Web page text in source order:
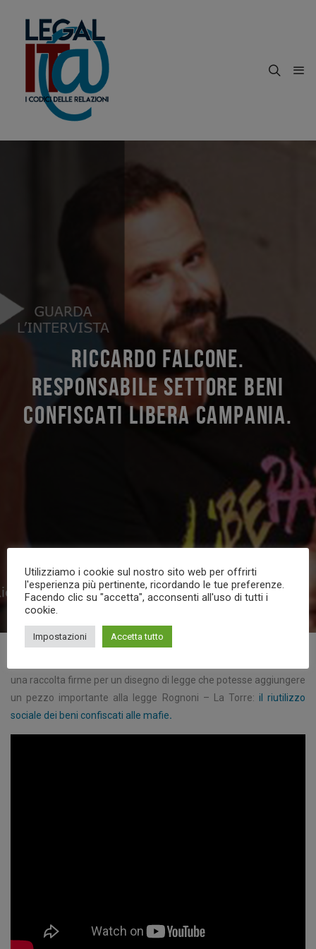
RICCARDO FALCONE.
RESPONSABILE SETTORE BENI
CONFISCATI LIBERA CAMPANIA.
una raccolta firme per un disegno di legge che potesse aggiungere
un pezzo importante alla legge Rognoni – La Torre: il riutilizzo
sociale dei beni confiscati alle mafie.
Utilizziamo i cookie sul nostro sito web per offrirti
l'esperienza più pertinente, ricordando le tue preferenze.
Facendo clic su "accetta", acconsenti all'uso di tutti i
cookie.
Impostazioni Accetta tutto